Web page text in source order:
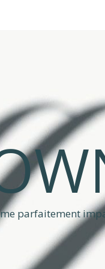
parfaitement